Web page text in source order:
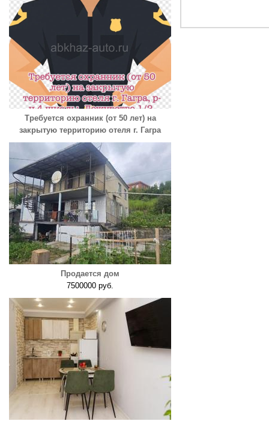
Требуется охранник (от 50 лет) на
закрытую территорию отеля г. Гагра
Продается дом
7500000 руб.